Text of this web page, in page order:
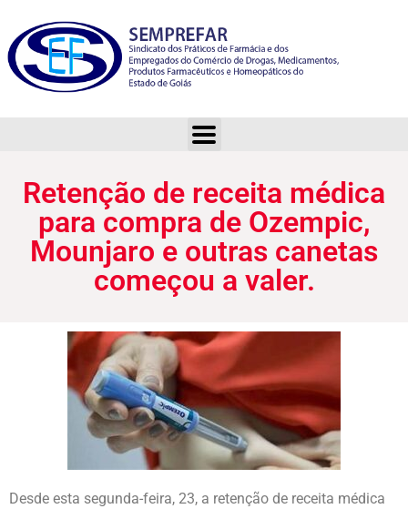
Retenção de receita médica
para compra de Ozempic,
Mounjaro e outras canetas
começou a valer.
Desde esta segunda-feira, 23, a retenção de receita médica